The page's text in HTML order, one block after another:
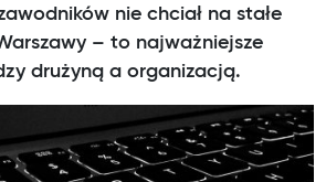
nie chciał na stałe
– to najważniejsze
drużyną a organizacją.